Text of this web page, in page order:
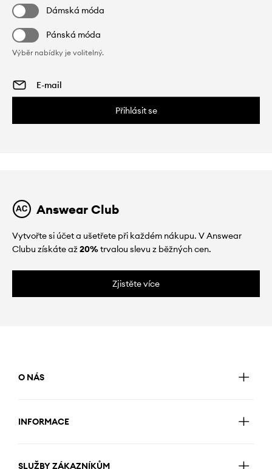
Dámská móda
Pánská móda
Výběr nabídky je volitelný.
Přihlásit se
Answear Club
Vytvořte si účet a ušetřete při každém nákupu. V Answear
Clubu získáte až20%trvalou slevu z běžných cen.
Zjistěte více
O NÁS
INFORMACE
SLUŽBY ZÁKAZNÍKŮM